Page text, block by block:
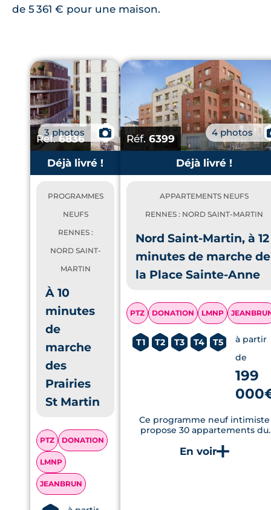
de 5 361 € pour une maison.
Réf.6836
3 photos 📷
Déjà livré !
PROGRAMMES
NEUFS
RENNES :
NORD SAINT-
MARTIN
À 10
minutes
de
marche
des
Prairies
St Martin
PTZ DONATION
LMNP
JEANBRUN
Réf. 6399
4 photos
Déjà livré !
APPARTEMENTS NEUFS
RENNES : NORD SAINT-MARTIN
Nord Saint-Martin, à 12
minutes de marche de
la Place Sainte-Anne
PTZ DONATION LMNP
T1 T2 T3 T4 T5
à partir
de
199
Ce programme neuf intimiste
propose 30 appartements du
extérieurs à la vue imprenable
l’environnement verdoyant et